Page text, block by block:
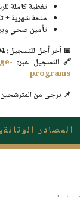
تغطية كاملة
منحة شهرية +
تأمين صحي
📅آخر أجل للتسجيل:04
🔗 التسجيل عبر:
programs
📌 يرجى من المترشحين
المصادر